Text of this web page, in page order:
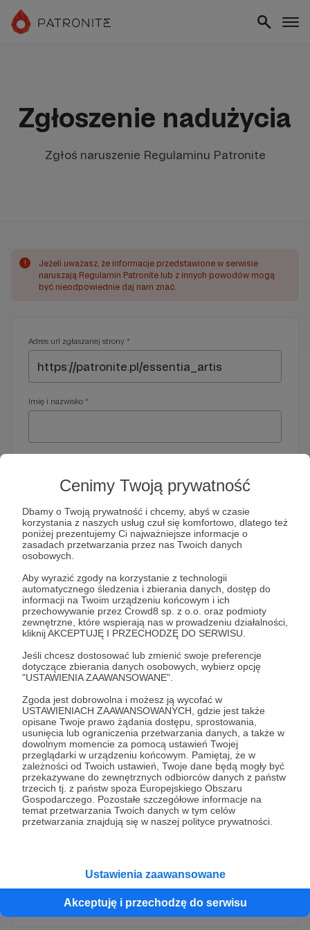
Cenimy Twoją prywatność
Dbamy o Twoją prywatność i chcemy, abyś w czasie
korzystania z naszych usług czuł się komfortowo, dlatego też
poniżej prezentujemy Ci najważniejsze informacje o
zasadach przetwarzania przez nas Twoich danych
osobowych.
Aby wyrazić zgody na korzystanie z technologii
automatycznego śledzenia i zbierania danych, dostęp do
informacji na Twoim urządzeniu końcowym i ich
przechowywanie przez Crowd8 sp. z o.o. oraz podmioty
zewnętrzne, które wspierają nas w prowadzeniu działalności,
kliknij AKCEPTUJĘ I PRZECHODZĘ DO SERWISU.
Jeśli chcesz dostosować lub zmienić swoje preferencje
dotyczące zbierania danych osobowych, wybierz opcję
"USTAWIENIA ZAAWANSOWANE".
Zgoda jest dobrowolna i możesz ją wycofać w
USTAWIENIACH ZAAWANSOWANYCH, gdzie jest także
opisane Twoje prawo żądania dostępu, sprostowania,
usunięcia lub ograniczenia przetwarzania danych, a także w
dowolnym momencie za pomocą ustawień Twojej
przeglądarki w urządzeniu końcowym. Pamiętaj, że w
zależności od Twoich ustawień, Twoje dane będą mogły być
przekazywane do zewnętrznych odbiorców danych z państw
trzecich tj. z państw spoza Europejskiego Obszaru
Gospodarczego. Pozostałe szczegółowe informacje na
temat przetwarzania Twoich danych w tym celów
przetwarzania znajdują się w naszej polityce prywatności.
Ustawienia zaawansowane
Akceptuję i przechodzę do serwisu
Zgłoszenie nadużycia
Zgłoś naruszenie Regulaminu Patronite
!
Jeżeli uważasz, że informacje przedstawione w serwisie
naruszają Regulamin Patronite lub z innych powodów mogą
być nieodpowiednie daj nam znać.
Adres url zgłaszanej strony *
Imię i nazwisko *
Telefon *
dodatkowe pytania
Treść wiadomości *
* Wyrażam zgodę na przetwarzanie moich danych
osobowych przez Patronite
Administratorem Twoich danych osobowych jest Crowd8 sp. z o.o.
z siedziba w Warszawie, ul. Żwirki i Wigury 16, 02-092 Warszawa.
Twoje dane osobowe będą przetwarzane w szczególności w celu
wykonania umowy zawartej z Tobą, w tym do umożliwienia
Gwarantujemy spełnienie wszystkich Twoich praw wynikających
z ogólnego rozporządzenia o ochronie danych, tj. prawo dostępu,
sprostowania oraz usunięcia Twoich danych, ograniczenia ich
rozwiń zgodę
Wyślij zgłoszenie